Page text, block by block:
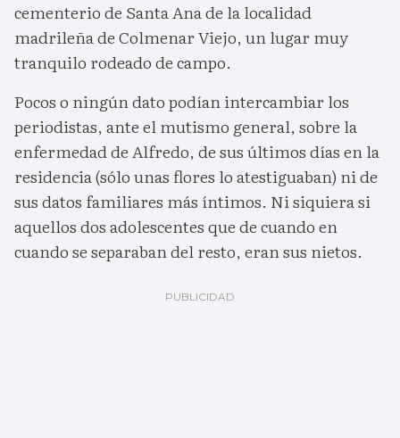
cementerio de Santa Ana de la localidad
madrileña de Colmenar Viejo, un lugar muy
tranquilo rodeado de campo.
Pocos o ningún dato podían intercambiar los
periodistas, ante el mutismo general, sobre la
enfermedad de Alfredo, de sus últimos días en la
residencia (sólo unas flores lo atestiguaban) ni de
sus datos familiares más íntimos. Ni siquiera si
aquellos dos adolescentes que de cuando en
cuando se separaban del resto, eran sus nietos.